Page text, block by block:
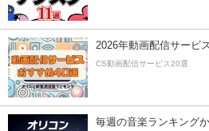
2026年動画配信サービ
CS動画配信サービス20選
毎週の音楽ランキング